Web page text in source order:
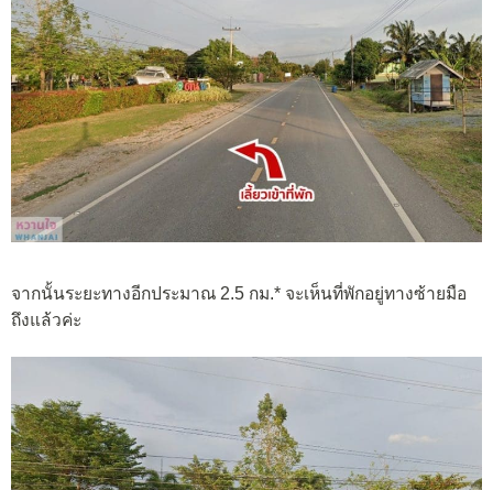
จากนั้นระยะทางอีกประมาณ 2.5 กม.* จะเห็นที่พักอยู่ทางซ้ายมือ
ถึงแล้วค่ะ